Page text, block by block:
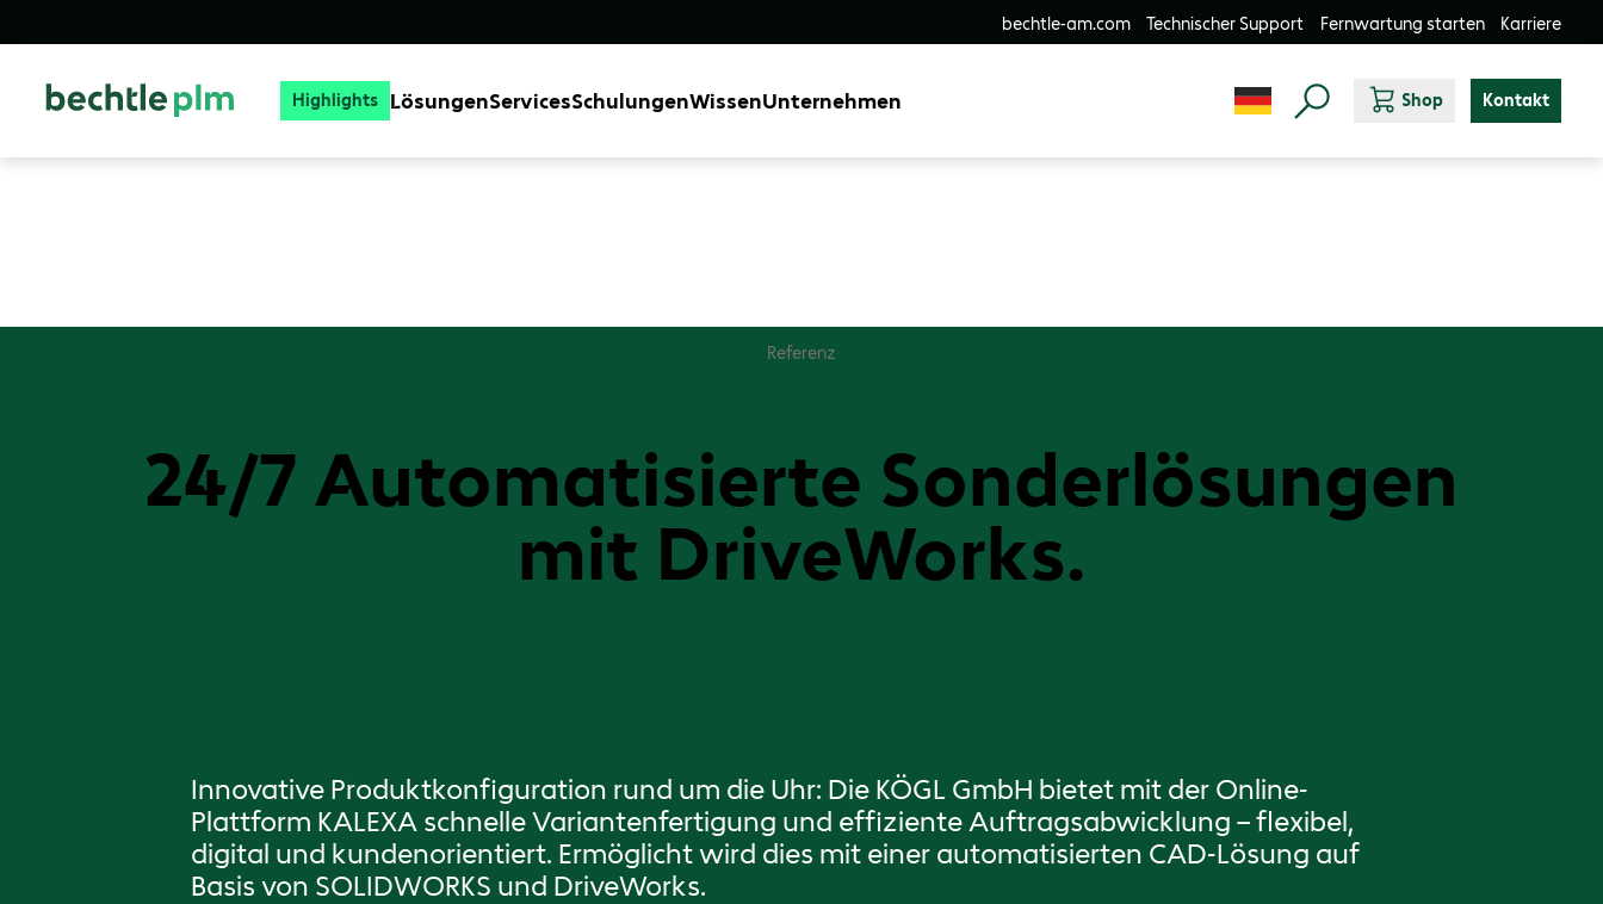
bechtle-am.com Technischer Support Fernwartung starten Karriere
Highlights LösungenServicesSchulungenWissenUnternehmen Shop Kontakt
Referenz
24/7 Automatisierte Sonderlösungen
mit DriveWorks.
Innovative Produktkonfiguration rund um die Uhr: Die KÖGL GmbH bietet mit der Online-
Plattform KALEXA schnelle Variantenfertigung und effiziente Auftragsabwicklung – flexibel,
digital und kundenorientiert. Ermöglicht wird dies mit einer automatisierten CAD-Lösung auf
Basis von SOLIDWORKS und DriveWorks.